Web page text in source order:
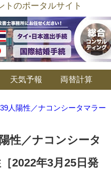
トのポータルサイト
天気予報 両替計算
人陽性／ナコンシータマラー
性／ナコンシータ
2022年3月25日発